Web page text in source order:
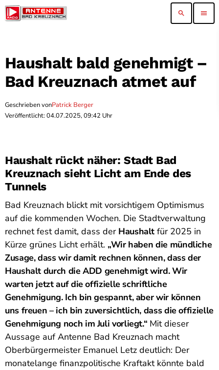
search menu
Haushalt bald genehmigt –
Bad Kreuznach atmet auf
Geschrieben vonPatrick Berger
Veröffentlicht: 04.07.2025, 09:42 Uhr
Haushalt rückt näher: Stadt Bad
Kreuznach sieht Licht am Ende des
Tunnels
Bad Kreuznach blickt mit vorsichtigem Optimismus
auf die kommenden Wochen. Die Stadtverwaltung
rechnet fest damit, dass der Haushalt für 2025 in
Kürze grünes Licht erhält. „Wir haben die mündliche
Zusage, dass wir damit rechnen können, dass der
Haushalt durch die ADD genehmigt wird. Wir
warten jetzt auf die offizielle schriftliche
Genehmigung. Ich bin gespannt, aber wir können
uns freuen – ich bin zuversichtlich, dass die offizielle
Genehmigung noch im Juli vorliegt.“ Mit dieser
Aussage auf Antenne Bad Kreuznach macht
Oberbürgermeister Emanuel Letz deutlich: Der
monatelange finanzpolitische Kraftakt könnte bald